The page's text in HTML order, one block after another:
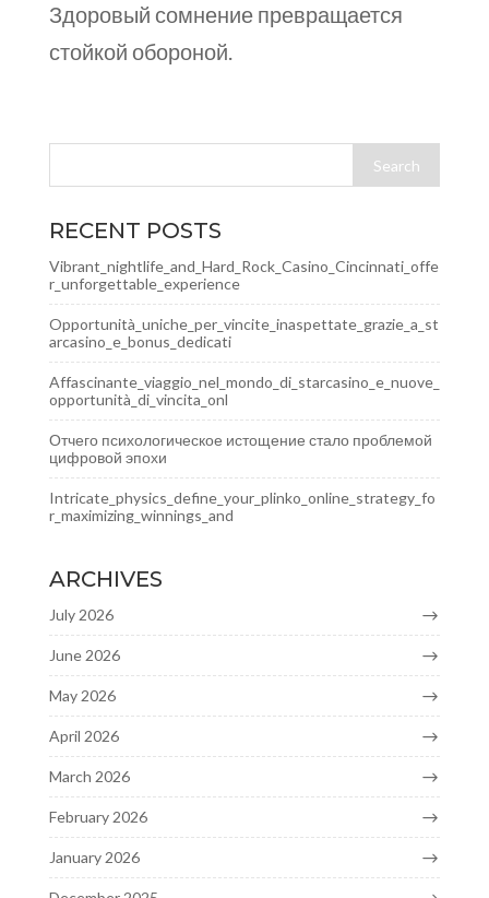
Здоровый сомнение превращается
стойкой обороной.
RECENT POSTS
Vibrant_nightlife_and_Hard_Rock_Casino_Cincinnati_offe
r_unforgettable_experience
Opportunità_uniche_per_vincite_inaspettate_grazie_a_st
arcasino_e_bonus_dedicati
Affascinante_viaggio_nel_mondo_di_starcasino_e_nuove_
opportunità_di_vincita_onl
Отчего психологическое истощение стало проблемой
цифровой эпохи
Intricate_physics_define_your_plinko_online_strategy_fo
r_maximizing_winnings_and
ARCHIVES
July 2026
June 2026
May 2026
April 2026
March 2026
February 2026
January 2026